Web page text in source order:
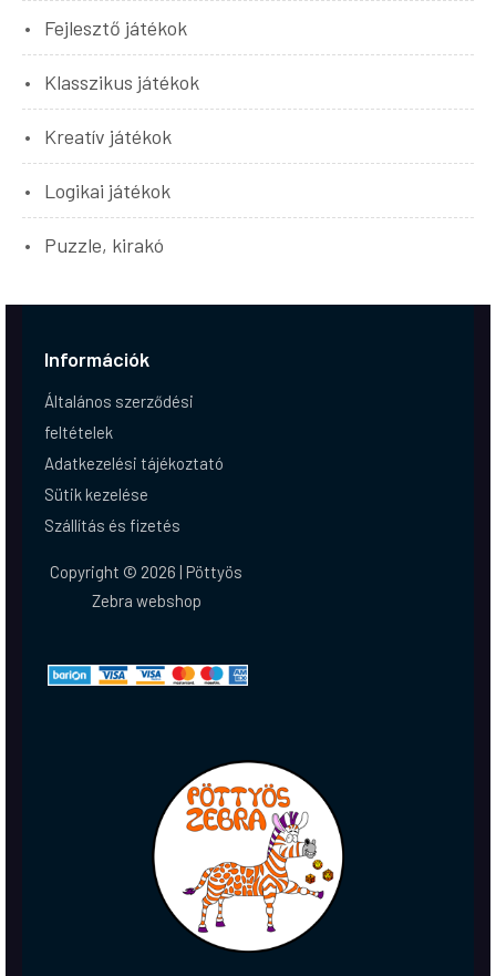
Fejlesztő játékok
Klasszikus játékok
Kreatív játékok
Logikai játékok
Puzzle, kirakó
Információk
Általános szerződési
feltételek
Adatkezelési tájékoztató
Sütik kezelése
Szállítás és fizetés
Copyright © 2026 | Pöttyös
Zebra webshop